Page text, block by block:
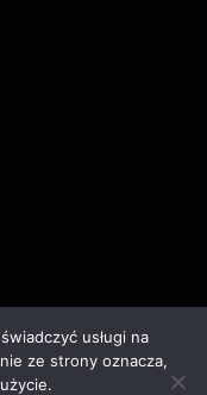
usługi na
ze strony oznacza,